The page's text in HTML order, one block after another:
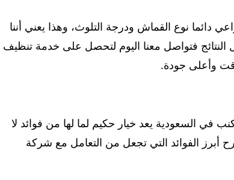
نوع القماش ودرجة التلوث، وهذا يعني أننا
فتواصل معنا اليوم لتحصل على خدمة تنظيف
وأعلى جودة.
في السعودية يعد خيار حكيم لما لها من فوائد لا
أبرز الفوائد التي تجعل من التعامل مع شركة